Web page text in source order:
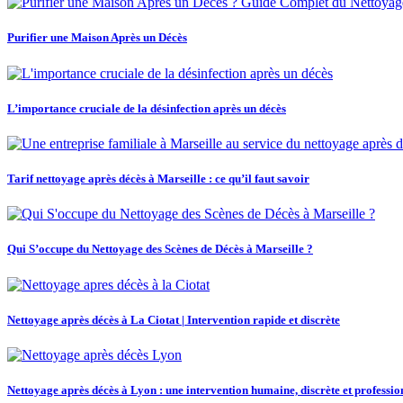
Purifier une Maison Après un Décès
L’importance cruciale de la désinfection après un décès
Tarif nettoyage après décès à Marseille : ce qu’il faut savoir
Qui S’occupe du Nettoyage des Scènes de Décès à Marseille ?
Nettoyage après décès à La Ciotat | Intervention rapide et discrète
Nettoyage après décès à Lyon : une intervention humaine, discrète et